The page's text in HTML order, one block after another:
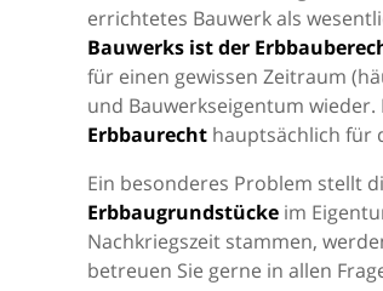
errichtetes Bauwerk als
Bauwerks ist der
für einen gewissen Zeitraum
und Bauwerkseigentum wieder.
Erbbaurecht hauptsächlich für
Ein besonderes Problem stellt
Erbbaugrundstücke im
Nachkriegszeit stammen,
betreuen Sie gerne in allen